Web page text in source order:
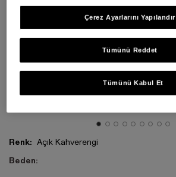
Renk: Açık Kahverengi
Beden:
Tümünü Reddet
Tümünü Kabul Et
Çerez Ayarlarını Yapılandır